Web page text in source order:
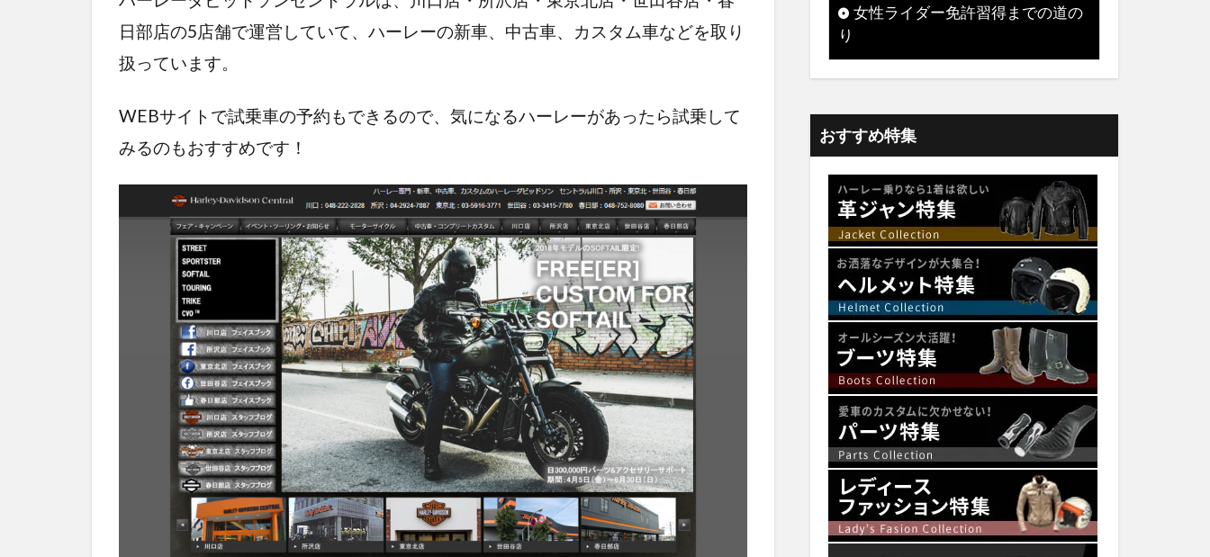
日部店の5店舗で運営していて、ハーレーの新車、中古車、カスタム車などを取り
扱っています。
WEBサイトで試乗車の予約もできるので、気になるハーレーがあったら試乗して
みるのもおすすめです！
女性ライダー免許習得までの道の
り
おすすめ特集